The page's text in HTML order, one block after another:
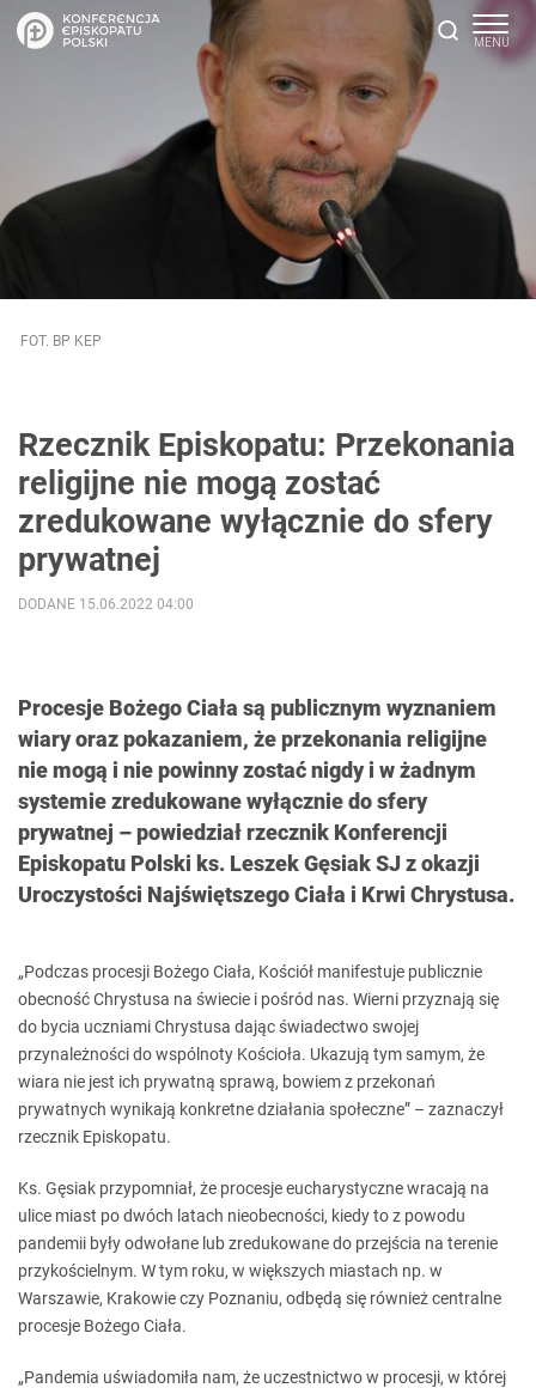
FOT. BP KEP
Rzecznik Episkopatu: Przekonania
religijne nie mogą zostać
zredukowane wyłącznie do sfery
prywatnej
Procesje Bożego Ciała są publicznym wyznaniem
wiary oraz pokazaniem, że przekonania religijne
nie mogą i nie powinny zostać nigdy i w żadnym
systemie zredukowane wyłącznie do sfery
prywatnej – powiedział rzecznik Konferencji
Episkopatu Polski ks. Leszek Gęsiak SJ z okazji
Uroczystości Najświętszego Ciała i Krwi Chrystusa.
DODANE 15.06.2022 04:00
„Podczas procesji Bożego Ciała, Kościół manifestuje publicznie
obecność Chrystusa na świecie i pośród nas. Wierni przyznają się
do bycia uczniami Chrystusa dając świadectwo swojej
przynależności do wspólnoty Kościoła. Ukazują tym samym, że
wiara nie jest ich prywatną sprawą, bowiem z przekonań
prywatnych wynikają konkretne działania społeczne” – zaznaczył
rzecznik Episkopatu.
Ks. Gęsiak przypomniał, że procesje eucharystyczne wracają na
ulice miast po dwóch latach nieobecności, kiedy to z powodu
pandemii były odwołane lub zredukowane do przejścia na terenie
przykościelnym. W tym roku, w większych miastach np. w
Warszawie, Krakowie czy Poznaniu, odbędą się również centralne
procesje Bożego Ciała.
„Pandemia uświadomiła nam, że uczestnictwo w procesji, w której